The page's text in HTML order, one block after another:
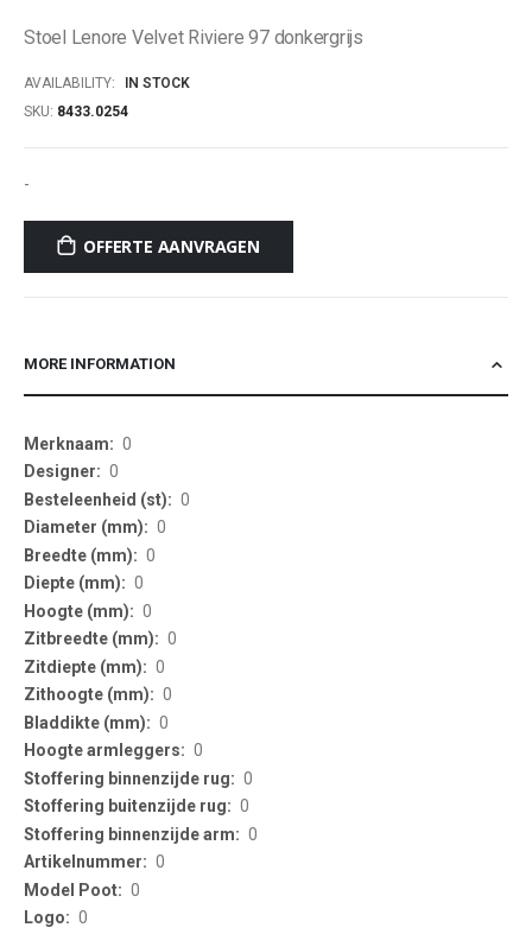
the
gallery
Stoel Lenore Velvet Riviere 97 donkergrijs
AVAILABILITY:
IN STOCK
SKU 8433.0254
-
OFFERTE AANVRAGEN
MORE INFORMATION
More
Information
0
0
0
0
0
0
0
0
0
0
0
0
0
0
0
0
0
0